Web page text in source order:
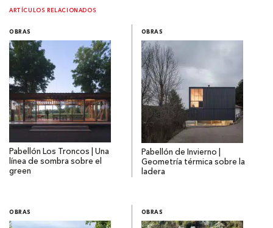
ARTÍCULOS RELACIONADOS
OBRAS
Pabellón Los Troncos | Una
línea de sombra sobre el
green
OBRAS
Pabellón de Invierno |
Geometría térmica sobre la
ladera
OBRAS OBRAS